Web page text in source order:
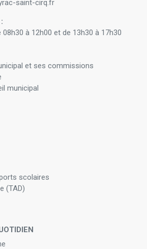
saint-cirq.fr
08h30 à 12h00 et de 13h30 à 17h30
et ses commissions
municipal
scolaires
(TAD)